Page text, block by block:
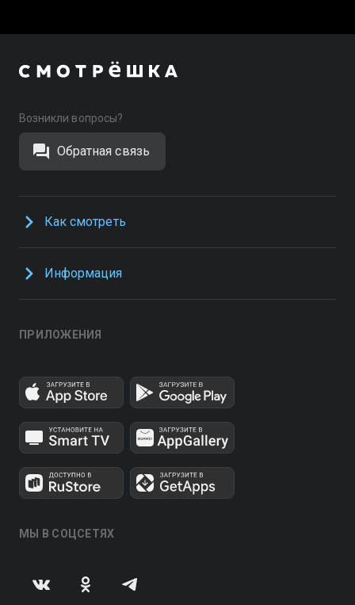
Возникли вопросы?
Обратная связь
Как смотреть
Информация
ПРИЛОЖЕНИЯ
МЫ В СОЦСЕТЯХ